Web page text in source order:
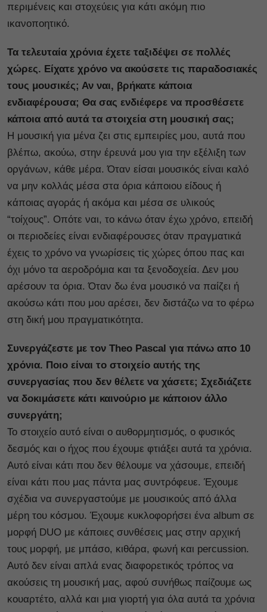
περιμένεις και στοχεύεις για κάτι ακόμη πιο
ικανοποητικό.
Τα τελευταία χρόνια έχετε ταξιδέψει σε πολλές
χώρες. Είχατε χρόνο να ακούσετε τις παραδοσιακές
τους μουσικές; Αν ναι, βρήκατε κάποια
ενδιαφέρουσα; Θα σας ενδιέφερε να προσθέσετε
κάποια από αυτά τα στοιχεία στη μουσική σας;
Η μουσική για μένα ζει στις εμπειρίες μου, αυτά που
βλέπω, ακούω, στην έρευνά μου για την εξέλιξη των
οργάνων, κάθε μέρα. Όταν είσαι μουσικός είναι καλό
να μην κολλάς μέσα στα όρια κάποιου είδους ή
κάποιας αγοράς ή ακόμα και μέσα σε υλικούς
“τοίχους”. Οπότε ναι, το κάνω όταν έχω χρόνο, επειδή
οι περιοδείες είναι ενδιαφέρουσες όταν πραγματικά
έχεις το χρόνο να γνωρίσεις τiς χώρες όπου πας και
όχι μόνο τα αεροδρόμια και τα ξενοδοχεία. Δεν μου
αρέσουν τα όρια. Όταν δω ένα μουσικό να παίζει ή
ακούσω κάτι που μου αρέσει, δεν διστάζω να το φέρω
στη δική μου πραγματικότητα.
Συνεργάζεστε με τον Theo Pascal για πάνω απο 10
χρόνια. Ποιο είναι το στοιχείο αυτής της
συνεργασίας που δεν θέλετε να χάσετε; Σχεδιάζετε
να δοκιμάσετε κάτι καινούριο με κάποιον άλλο
συνεργάτη;
Το στοιχείο αυτό είναι ο αυθορμητισμός, ο φυσικός
δεσμός και ο ήχος που έχουμε φτιάξει αυτά τα χρόνια.
Αυτό είναι κάτι που δεν θέλουμε να χάσουμε, επειδή
είναι κάτι που μας πάντα μας συντρόφευε. Έχουμε
σχέδια να συνεργαστούμε με μουσικούς από άλλα
μέρη του κόσμου. Έχουμε κυκλοφορήσει ένα album σε
μορφή DUO με κάποιες συνθέσεις μας στην αρχική
τους μορφή, με μπάσο, κιθάρα, φωνή και percussion.
Αυτό δεν είναι απλά ενας διαφορετικός τρόπος να
ακούσεις τη μουσική μας, αφού συνήθως παίζουμε ως
κουαρτέτο, αλλά και μια γιορτή για όλα αυτά τα χρόνια